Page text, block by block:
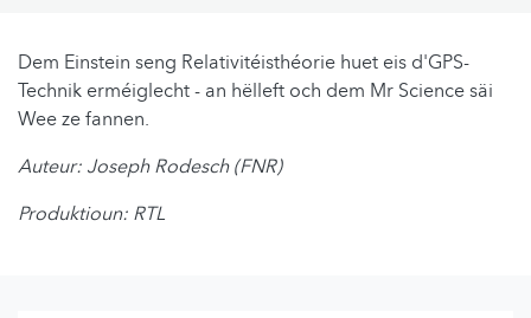
Dem Einstein seng Relativitéisthéorie huet eis d'GPS-
Technik erméiglecht - an hëlleft och dem Mr Science säi
Wee ze fannen.
Auteur: Joseph Rodesch (FNR)
Produktioun: RTL